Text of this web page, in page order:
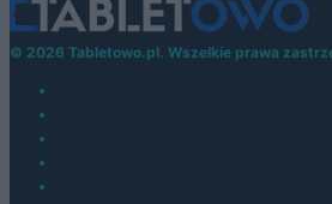
© 2026 Tabletowo.pl. Wszelkie prawa